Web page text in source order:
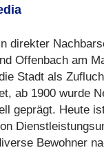
direkter
Offenbach am
Stadt als
ab 1900 wurde
geprägt. Heute
Bewohner